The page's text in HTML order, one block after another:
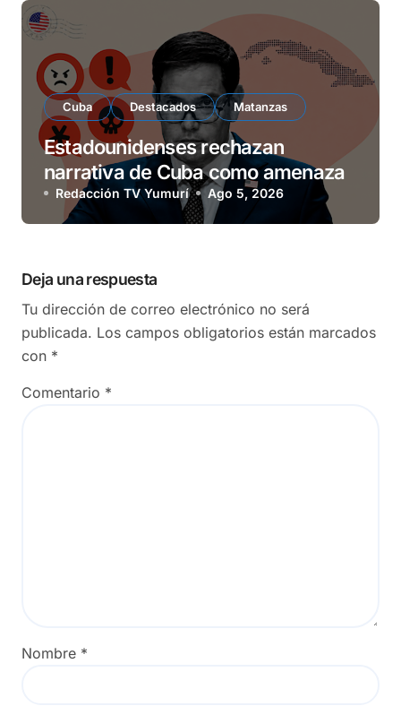
Cuba Destacados Matanzas
Estadounidenses rechazan
narrativa de Cuba como amenaza
Redacción TV Yumurí Ago 5, 2026
Deja una respuesta
Tu dirección de correo electrónico no será
publicada. Los campos obligatorios están marcados
con *
Comentario *
Nombre *